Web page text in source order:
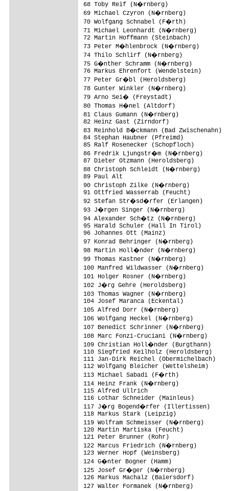
68 Toby Reif (N�rnberg)
69 Michael Czyron (N�rnberg)
70 Wolfgang Schnabel (F�rth)
71 Michael Leonhardt (N�rnberg)
72 Martin Hoffmann (Steinbach)
73 Peter M�hlenbrock (N�rnberg)
74 Thilo Schlirf (N�rnberg)
75 G�nther Schramm (N�rnberg)
76 Markus Ehrenfort (Wendelstein)
77 Peter Gr�bl (Heroldsberg)
78 Gunter Winkler (N�rnberg)
79 Arno Sei� (Freystadt)
80 Thomas H�nel (Altdorf)
81 Claus Gumann (N�rnberg)
82 Heinz Gast (Zirndorf)
83 Reinhold B�ckmann (Bad Zwischenahn)
84 Stephan Haubner (Pfreimd)
85 Ralf Rosenecker (Schopfloch)
86 Fredrik Ljungstr�m (N�rnberg)
87 Dieter Otzmann (Heroldsberg)
88 Christoph Schleidt (N�rnberg)
89 Paul Alt
90 Christoph Zilke (N�rnberg)
91 Ottfried Wasserrab (Feucht)
92 Stefan Str�sd�rfer (Erlangen)
93 J�rgen Singer (N�rnberg)
94 Alexander Sch�tz (N�rnberg)
95 Harald Schuler (Hall In Tirol)
96 Johannes Ott (Mainz)
97 Konrad Behringer (N�rnberg)
98 Martin Holl�nder (N�rnberg)
99 Thomas Kastner (N�rnberg)
100 Manfred Wildwasser
101 Holger Rosner (N�rnberg)
102 J�rg Gehre (Heroldsberg)
103 Thomas Wagner (N�rnberg)
104 Josef Maranca (Eckental)
105 Alfred Dorr (N�rnberg)
106 Wolfgang Heckel (N�rnberg)
107 Benedict Schrinner (N�rnberg)
108 Marc Fonzi-Cruciani (N�rnberg)
109 Christian Holl�nder (Burgthann)
110 Siegfried Keilholz
111 Jan-Dirk Reichel (Obermichelbach)
112 Wolfgang Bleicher
113 Michael Sabadi (F�rth)
114 Heinz Frank (N�rnberg)
115 Alfred Ullrich
116 Lothar Schneider (Mainleus)
117 J�rg Bogend�rfer
118 Markus Stark (Leipzig)
119 Wolfram Schmeisser
120 Martin Martiska (Feucht)
121 Peter Brunner (Rohr)
122 Marcus Friedrich (N�rnberg)
123 Werner Hopf (Weinsberg)
124 G�nter Bogner (Hamm)
125 Josef Gr�ger (N�rnberg)
126 Markus Machalz (Baiersdorf)
127 Walter Formanek (N�rnberg)